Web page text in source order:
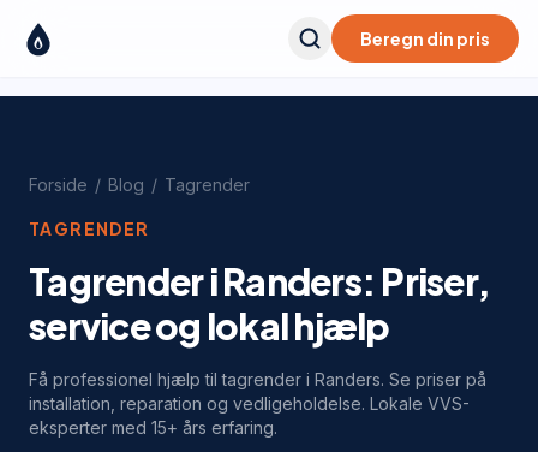
Beregn din pris
Forside / Blog / Tagrender
TAGRENDER
Tagrender i Randers: Priser,
service og lokal hjælp
Få professionel hjælp til tagrender i Randers. Se priser på
installation, reparation og vedligeholdelse. Lokale VVS-
eksperter med 15+ års erfaring.